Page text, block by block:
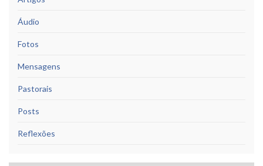
Áudio
Fotos
Mensagens
Pastorais
Posts
Reflexões